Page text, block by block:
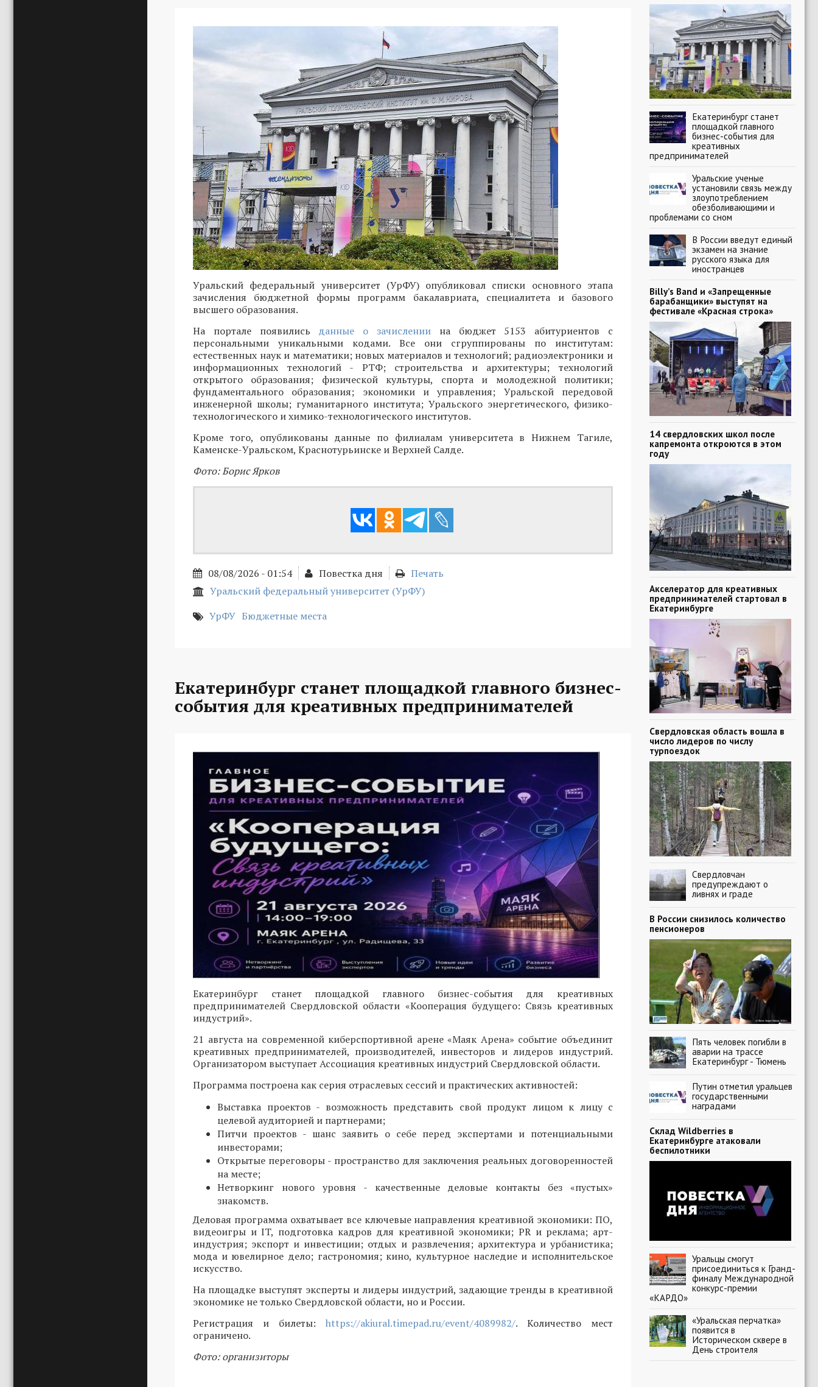
Уральский федеральный университет (УрФУ) опубликовал списки основного этапа
зачисления бюджетной формы программ бакалавриата, специалитета и базового
высшего образования.
На портале появились данные о зачислении на бюджет 5153 абитуриентов с
персональными уникальными кодами. Все они сгруппированы по институтам:
естественных наук и математики; новых материалов и технологий; радиоэлектроники и
информационных технологий - РТФ; строительства и архитектуры; технологий
открытого образования; физической культуры, спорта и молодежной политики;
фундаментального образования; экономики и управления; Уральской передовой
инженерной школы; гуманитарного института; Уральского энергетического, физико-
технологического и химико-технологического институтов.
Кроме того, опубликованы данные по филиалам университета в Нижнем Тагиле,
Каменске-Уральском, Краснотурьинске и Верхней Салде.
Фото: Борис Ярков
08/08/2026 - 01:54 Повестка дня
Печать
Уральский федеральный университет (УрФУ)
УрФУ Бюджетные места
Екатеринбург станет площадкой главного бизнес-
события для креативных предпринимателей
Екатеринбург станет площадкой главного бизнес-события для креативных
предпринимателей Свердловской области «Кооперация будущего: Связь креативных
индустрий».
21 августа на современной киберспортивной арене «Маяк Арена» событие объединит
креативных предпринимателей, производителей, инвесторов и лидеров индустрий.
Организатором выступает Ассоциация креативных индустрий Свердловской области.
Программа построена как серия отраслевых сессий и практических активностей:
Выставка проектов - возможность представить свой продукт лицом к лицу с
целевой аудиторией и партнерами;
Питчи проектов - шанс заявить о себе перед экспертами и потенциальными
инвесторами;
Открытые переговоры - пространство для заключения реальных договоренностей
на месте;
Нетворкинг нового уровня - качественные деловые контакты без «пустых»
знакомств.
Деловая программа охватывает все ключевые направления креативной экономики: ПО,
видеоигры и IT, подготовка кадров для креативной экономики; PR и реклама; арт-
индустрия; экспорт и инвестиции; отдых и развлечения; архитектура и урбанистика;
мода и ювелирное дело; гастрономия; кино, культурное наследие и исполнительское
искусство.
На площадке выступят эксперты и лидеры индустрий, задающие тренды в креативной
экономике не только Свердловской области, но и России.
Регистрация и билеты: https://akiural.timepad.ru/event/4089982/. Количество мест
ограничено.
Фото: организиторы
Екатеринбург станет
площадкой главного
бизнес-события для
креативных
предпринимателей
Уральские ученые
установили связь между
злоупотреблением
обезболивающими и
проблемами со сном
В России введут единый
экзамен на знание
русского языка для
иностранцев
Billy’s Band и «Запрещенные
барабанщики» выступят на
фестивале «Красная строка»
14 свердловских школ после
капремонта откроются в этом
году
Акселератор для креативных
предпринимателей стартовал в
Екатеринбурге
Свердловская область вошла в
число лидеров по числу
турпоездок
Свердловчан
предупреждают о
ливнях и граде
В России снизилось количество
пенсионеров
Пять человек погибли в
аварии на трассе
Екатеринбург - Тюмень
Путин отметил уральцев
государственными
наградами
Склад Wildberries в
Екатеринбурге атаковали
беспилотники
Уральцы смогут
присоединиться к Гранд-
финалу Международной
конкурс-премии
«КАРДО»
«Уральская перчатка»
появится в
Историческом сквере в
День строителя